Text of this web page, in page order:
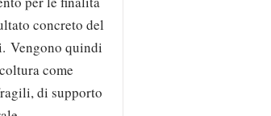
concreto del
Vengono quindi
come
di supporto